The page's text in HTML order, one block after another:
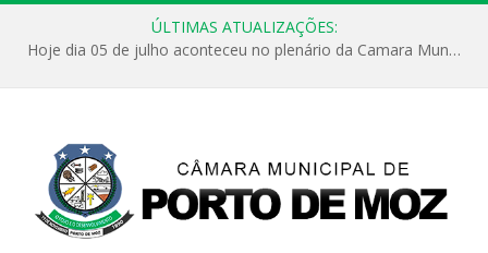
ÚLTIMAS ATUALIZAÇÕES:
Hoje dia 05 de julho aconteceu no plenário da Camara Municipal de Porto de Moz a Sessão Solene de Abertura dos Trabalhos Legislativos 2º Período da 23ª Legislatura